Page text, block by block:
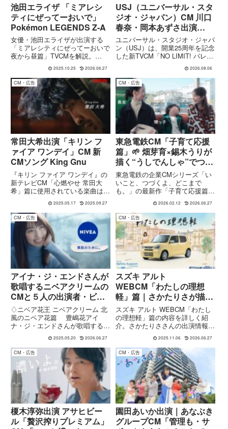
池田エライザ 「ミアレシ
ティにぜってーおいで」
Pokémon LEGENDS Z‑A
女優・池田エライザが出演する
「ミアレシティにぜってーおいで
夜から昼篇」TVCMを解説。
『Pokémon LEGENDS Z-A』の
舞台“ミアレシティ”で展開される
夜→昼の演出が映し出すゲームの
世界観と、CMが訴えかけるメッ
セージ。
2025.10.25 2026.06.27
USJ（ユニバーサル・スタ
ジオ・ジャパン）CM 川口
春奈・岡本あずさ出演
「NO LIMIT! パレード ～
Discover U!!!バージョン
～」25周年の祭りが開幕！
ユニバーサル・スタジオ・ジャパ
ン（USJ）は、開業25周年を記念
した新TVCM「NO LIMIT! パレー
～」篇を2026年6月29日より放送
開始しました。CMには川口春奈
さんと岡本あずささんが出演...
2026.08.06
CM・広告
常田大希出演「キリン フ
ァイア ワンデイ」CM 新
CMソング King Gnu
『キリン ファイア ワンデイ』の
新テレビCM「心燃やせ 常田大
希」篇に使用されている楽曲は
King Gnuの代表曲「飛行艇」で
す。SpotifyでKing Gnuの人気曲
を今ふたたび聴こう !公開プレイ
リスト This is King Gn...
2025.05.17 2025.09.27
CM・広告
東急電鉄CM「子育て応援
篇」🌱 畑芽育×錫木うりが
描く“うしでんしゃ”でつな
がる日常
東急電鉄の企業CMシリーズ「い
いこと、つづくよ、どこまで
も。」の最新作「子育て応援篇」
が2026年2月12日から公開されま
した。今回の映像では、俳優の畑
芽育さんと錫木うりさんが出演。
こどもの国線のラッピング電車
「うしでんしゃ」を舞台に、東
急...
2026.02.12 2026.06.27
CM・広告
アイナ・ジ・エンドさんが
歌唱するニベアクリームの
CMと５人の出演者・ビー
トルズとニベアの意外な関
係とは
♢ニベア花王 ニベアクリーム 北
風のニベア花篇 豊嶋花アイ
ナ・ジ・エンドさんが歌唱する
「風とくちづけと」が使用されて
いるニベアブランドの 新CMが
2024年9月から放送されていま
す。♢風とくちづけと アイナ・
ジ・エンドさん公式チャンネル
よ...
2025.05.20 2026.06.27
CM・広告
スズキ アルト
WEBCM「わたしの理想
軽」篇｜さかたりさが描
く“私らしい理想の軽”
スズキ アルト WEBCM「わたし
の理想軽」篇の内容を詳しく紹
介。さかたりささんの出演情報や
ストーリー、燃費・運転しやす
さ・安全性を描く各バージョン、
CMソング（ボーカル・ヨウ参
加）までまとめました。
2025.11.06 2026.06.27
CM・広告
榎木淳弥出演 アサヒビー
ル「贅沢搾りプレミアム」
CM・広告
園田あいか出演｜あなぶき
グループCM「管理も・サ